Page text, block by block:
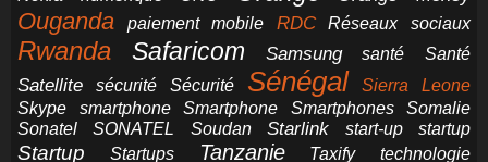
Ouganda paiement mobile RDC Réseaux sociaux
Rwanda Safaricom Samsung santé Santé
Satellite sécurité Sécurité Sénégal
Sierra Leone
Skype
smartphone Smartphone Smartphones
Somalie
Sonatel
SONATEL Soudan Starlink start-up startup
Startup Startups Tanzanie Taxify
technologie